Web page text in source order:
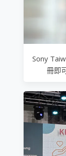
Sony
冊即